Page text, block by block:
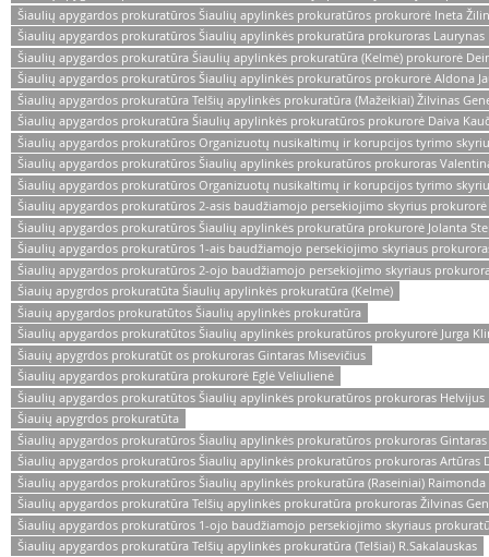
Šiaulių apygardos prokuratūros Šiaulių apylinkės prokuratūros prokurorė Ineta
Šiaulių apygardos prokuratūros Šiaulių apylinkės prokuratūra prokuroras Laurynas
Šiaulių apygardos prokuratūra Šiaulių apylinkės prokuratūra (Kelmė) prokurorė
Šiaulių apygardos prokuratūros Šiaulių apylinkės prokuratūros prokurorė Aldona
Šiaulių apygardos prokuratūra Telšių apylinkės prokuratūra (Mažeikiai) Žilvinas
Šiaulių apygardos prokuratūra Šiaulių apylinkės prokuratūros prokurorė Daiva
Šiaulių apygardos prokuratūros Organizuotų nusikaltimų ir korupcijos tyrimo
Šiaulių apygardos prokuratūros Šiaulių apylinkės prokuratūros prokuroras
Šiaulių apygardos prokuratūros Organizuotų nusikaltimų ir korupcijos tyrimo
Šiaulių apygardos prokuratūros 2-asis baudžiamojo persekiojimo skyrius prokurorė
Šiaulių apygardos prokuratūros Šiaulių apylinkės prokuratūra prokurorė Jolanta
Šiaulių apygardos prokuratūros 1-ais baudžiamojo persekiojimo skyriaus
Šiaulių apygardos prokuratūros 2-ojo baudžiamojo persekiojimo skyriaus
Šiauių apygrdos prokuratūta Šiaulių apylinkės prokuratūra (Kelmė)
Šiauių apygardos prokuratūtos Šiaulių apylinkės prokuratūra
Šiaulių apygardos prokuratūtos Šiaulių apylinkės prokuratūros prokyurorė Jurga
Šiauių apygrdos prokuratūt os prokuroras Gintaras Misevičius
Šiaulių apygardos prokuratūra prokurorė Eglė Veliulienė
Šiaulių apygardos prokuratūtos Šiaulių apylinkės prokuratūros prokuroras Helvijus
Šiauių apygrdos prokuratūta
Šiaulių apygardos prokuratūros Šiaulių apylinkės prokuratūros prokuroras
Šiaulių apygardos prokuratūros Šiaulių apylinkės prokuratūros prokuroras Artūras
Šiaulių apygardos prokuratūros Šiaulių apylinkės prokuratūra (Raseiniai) Raimonda
Šiaulių apygardos prokuratūra Telšių apylinkės prokuratūra prokuroras Žilvinas
Šiaulių apygardos prokuratūros 1-ojo baudžiamojo persekiojimo skyriaus
Šiaulių apygardos prokuratūra Telšių apylinkės prokuratūra (Telšiai) R.Sakalauskas